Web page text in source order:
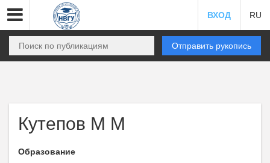
ВХОД RU
Отправить рукопись
Кутепов М М
Образование